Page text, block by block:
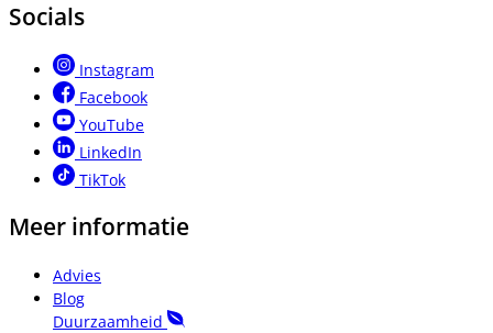
Socials
Instagram
Facebook
YouTube
LinkedIn
TikTok
Meer informatie
Advies
Blog
Duurzaamheid